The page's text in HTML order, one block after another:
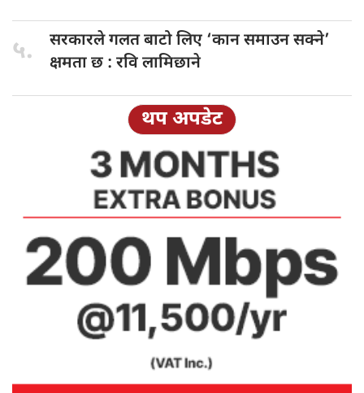
५. सरकारले गलतबाटो लिए ‘कान समाउन सक्ने’
क्षमता छ : रवि लामिछाने
थप अपडेट